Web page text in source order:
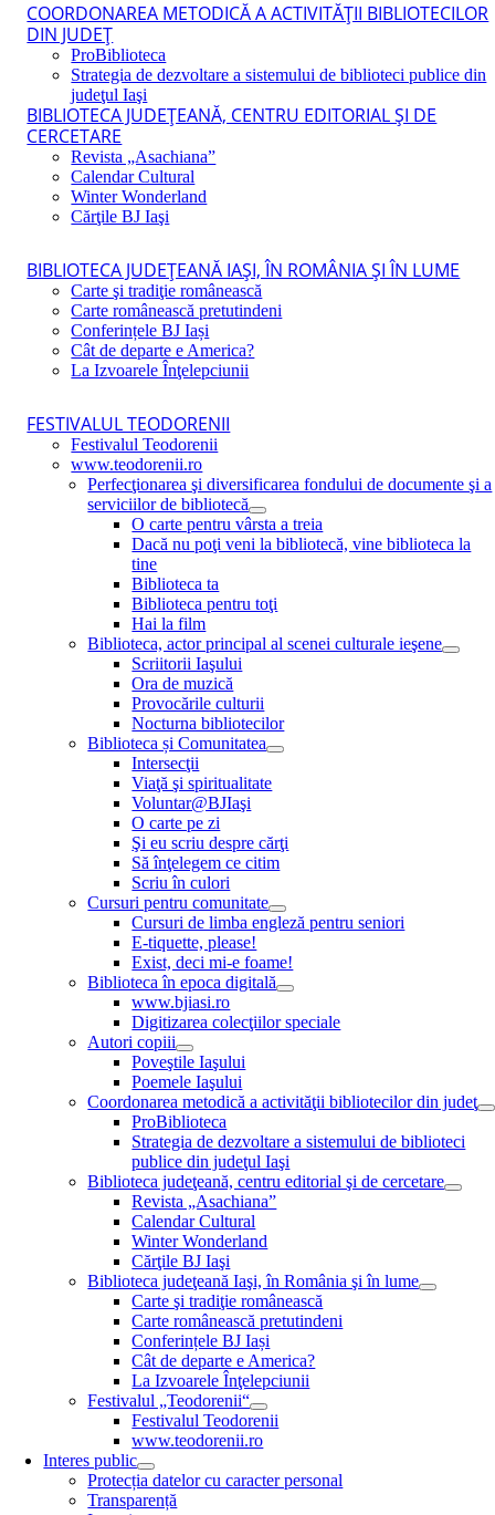
COORDONAREA METODICĂ A ACTIVITĂŢII BIBLIOTECILOR
DIN JUDEŢ
ProBiblioteca
Strategia de dezvoltare a sistemului de biblioteci publice din
judeţul Iaşi
BIBLIOTECA JUDEŢEANĂ, CENTRU EDITORIAL ŞI DE
CERCETARE
Revista „Asachiana”
Calendar Cultural
Winter Wonderland
Cărţile BJ Iaşi
BIBLIOTECA JUDEŢEANĂ IAŞI, ÎN ROMÂNIA ŞI ÎN LUME
Carte şi tradiţie românească
Carte românească pretutindeni
Conferințele BJ Iași
Cât de departe e America?
La Izvoarele Înţelepciunii
FESTIVALUL TEODORENII
Festivalul Teodorenii
www.teodorenii.ro
Perfecţionarea şi diversificarea fondului de documente şi a
serviciilor de bibliotecă
O carte pentru vârsta a treia
Dacă nu poţi veni la bibliotecă, vine biblioteca la
tine
Biblioteca ta
Biblioteca pentru toţi
Hai la film
Biblioteca, actor principal al scenei culturale ieşene
Scriitorii Iaşului
Ora de muzică
Provocările culturii
Nocturna bibliotecilor
Biblioteca și Comunitatea
Intersecţii
Viaţă şi spiritualitate
Voluntar@BJIaşi
O carte pe zi
Şi eu scriu despre cărţi
Să înţelegem ce citim
Scriu în culori
Cursuri pentru comunitate
Cursuri de limba engleză pentru seniori
E-tiquette, please!
Exist, deci mi-e foame!
Biblioteca în epoca digitală
www.bjiasi.ro
Digitizarea colecţiilor speciale
Autori copiii
Poveştile Iaşului
Poemele Iaşului
Coordonarea metodică a activităţii bibliotecilor din judeţ
ProBiblioteca
Strategia de dezvoltare a sistemului de biblioteci
publice din judeţul Iaşi
Biblioteca judeţeană, centru editorial şi de cercetare
Revista „Asachiana”
Calendar Cultural
Winter Wonderland
Cărţile BJ Iaşi
Biblioteca judeţeană Iaşi, în România şi în lume
Carte şi tradiţie românească
Carte românească pretutindeni
Conferințele BJ Iași
Cât de departe e America?
La Izvoarele Înţelepciunii
Festivalul „Teodorenii“
Festivalul Teodorenii
www.teodorenii.ro
Interes public
Protecția datelor cu caracter personal
Transparență